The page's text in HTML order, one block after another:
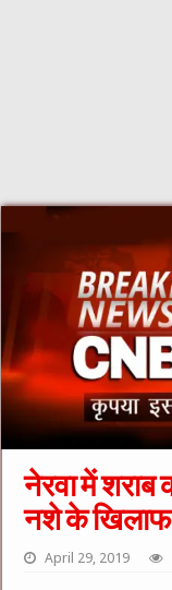
नेरवा में
नशे के
April 29, 2019